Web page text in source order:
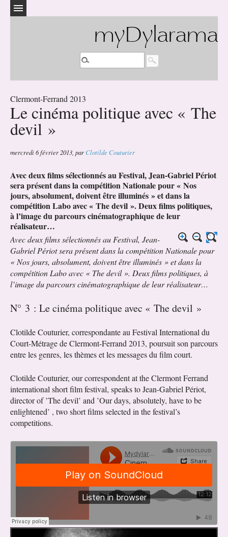
myDylarama
Clermont-Ferrand 2013
Le cinéma politique avec « The
devil »
mercredi 6 février 2013 parClotilde Couturier
Avec deux films sélectionnés au Festival, Jean-Gabriel Périot
sera présent dans la compétition Nationale pour « Nos
jours, absolument, doivent être illuminés » et dans la
compétition Labo avec « The devil ». Deux films politiques,
à l’image du parcours cinématographique de leur
réalisateur…
Avec deux films sélectionnés au Festival, Jean-
Gabriel Périot sera présent dans la compétition Nationale pour
« Nos jours, absolument, doivent être illuminés » et dans la
compétition Labo avec « The devil ». Deux films politiques, à
l’image du parcours cinématographique de leur réalisateur…
N° 3 : Le cinéma politique avec « The devil »
Clotilde Couturier, correspondante au Festival International du
Court-Métrage de Clermont-Ferrand 2013, poursuit son parcours
entre les genres, les thèmes et les messages du film court.
Clotilde Couturier, our correspondent at the Clermont Ferrand
international short film festival, speaks to Jean-Gabriel Périot,
director of ’The devil’ and ’Our days, absolutely, have to be
enlightened’ , two short films selected in the festival’s
competitions.